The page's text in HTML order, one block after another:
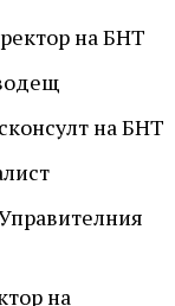
на БНТ
на БНТ
на